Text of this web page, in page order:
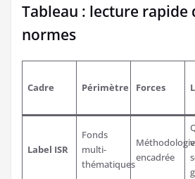
Tableau : lecture rapide
normes
Cadre Périmètre Forces
Label ISR
Fonds
multi-
thématiques
Méthodologie
encadrée